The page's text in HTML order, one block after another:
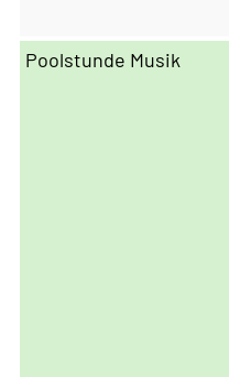
Poolstunde Musik